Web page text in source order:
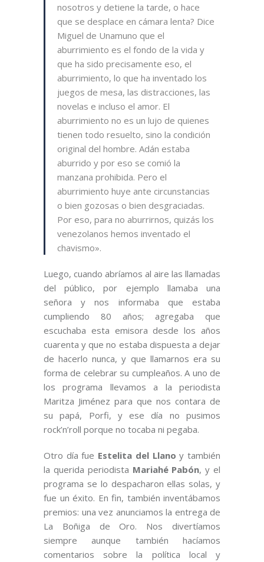
nosotros y detiene la tarde, o hace
que se desplace en cámara lenta? Dice
Miguel de Unamuno que el
aburrimiento es el fondo de la vida y
que ha sido precisamente eso, el
aburrimiento, lo que ha inventado los
juegos de mesa, las distracciones, las
novelas e incluso el amor. El
aburrimiento no es un lujo de quienes
tienen todo resuelto, sino la condición
original del hombre. Adán estaba
aburrido y por eso se comió la
manzana prohibida. Pero el
aburrimiento huye ante circunstancias
o bien gozosas o bien desgraciadas.
Por eso, para no aburrirnos, quizás los
venezolanos hemos inventado el
chavismo».
Luego, cuando abríamos al aire las llamadas
del público, por ejemplo llamaba una
señora y nos informaba que estaba
cumpliendo 80 años; agregaba que
escuchaba esta emisora desde los años
cuarenta y que no estaba dispuesta a dejar
de hacerlo nunca, y que llamarnos era su
forma de celebrar su cumpleaños. A uno de
los programa llevamos a la periodista
Maritza Jiménez para que nos contara de
su papá, Porfi, y ese día no pusimos
rock’n’roll porque no tocaba ni pegaba.
Otro día fue Estelita del Llano y también
la querida periodista Mariahé Pabón, y el
programa se lo despacharon ellas solas, y
fue un éxito. En fin, también inventábamos
premios: una vez anunciamos la entrega de
La Boñiga de Oro. Nos divertíamos
siempre aunque también hacíamos
comentarios sobre la política local y